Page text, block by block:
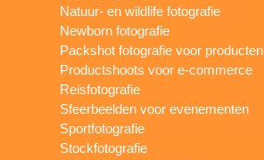
Natuur- en wildlife fotografie
Newborn fotografie
Packshot fotografie voor producten
Productshoots voor e-commerce
Reisfotografie
Sfeerbeelden voor evenementen
Sportfotografie
Stockfotografie